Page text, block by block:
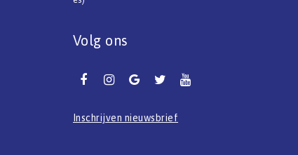
Volg ons
Inschrijven nieuwsbrief